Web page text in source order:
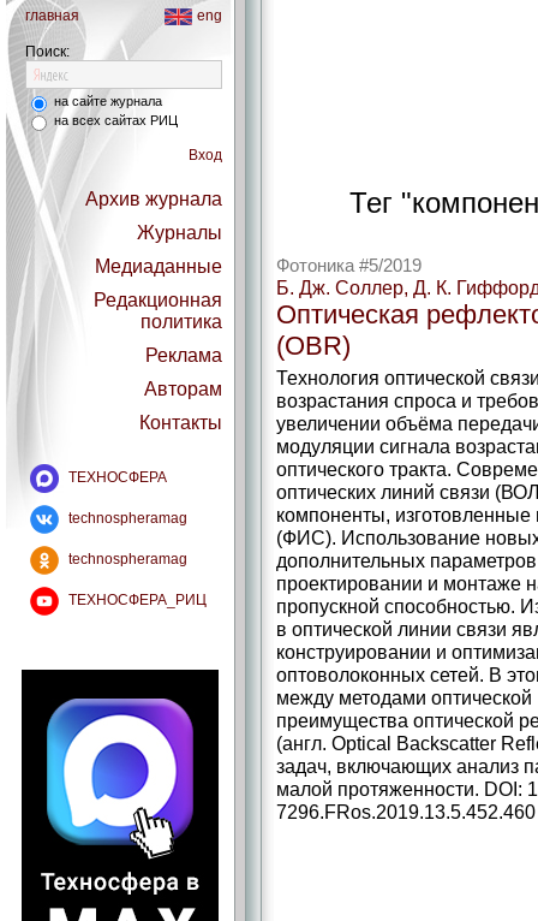
главная eng
Поиск:
на сайте журнала
на всех сайтах РИЦ
Вход
Архив журнала
Журналы
Медиаданные
Редакционная
политика
Реклама
Авторам
Контакты
ТЕХНОСФЕРА
technospheramag
technospheramag
ТЕХНОСФЕРА_РИЦ
Тег
Фотоника #5/2019
Б. Дж. Соллер, Д. К.
Оптическая
(OBR)
Технология оптической
возрастания спроса и
увеличении объёма
модуляции сигнала
оптического тракта.
оптических линий связи
компоненты,
(ФИС). Использование
дополнительных
проектировании и монтаже
пропускной способностью.
в оптической линии связи
конструировании и
оптоволоконных сетей. В
между методами
преимущества оптической
(англ. Optical Backscatter
задач, включающих анализ
малой протяженности. DOI:
7296.FRos.2019.13.5.452.460